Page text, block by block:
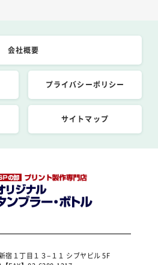
会社概要
プライバシーポリシー
サイトマップ
宿１丁目１３−１１ シブヤビル 5F